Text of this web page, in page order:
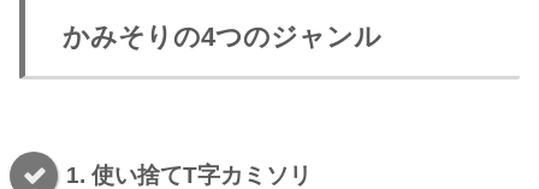
かみそりの4つのジャンル
1. 使い捨てT字カミソリ